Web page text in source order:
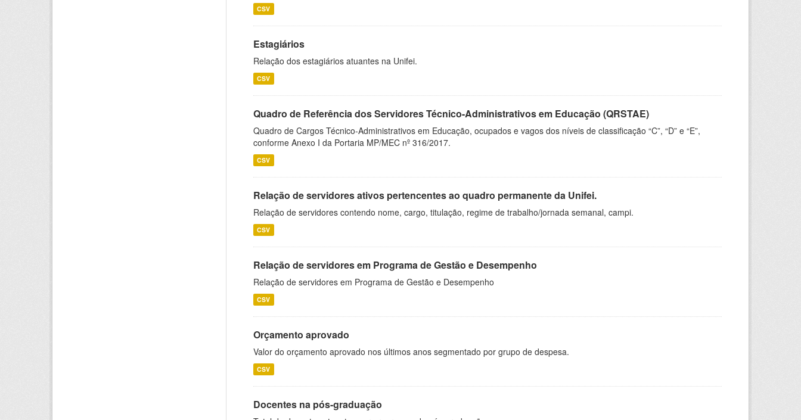
CSV
Estagiários
Relação dos estagiários atuantes na Unifei.
CSV
Quadro de Referência dos Servidores Técnico-Administrativos em Educação (QRSTAE)
Quadro de Cargos Técnico-Administrativos em Educação, ocupados e vagos dos níveis de classificação “C”, “D” e “E”,
conforme Anexo I da Portaria MP/MEC nº 316/2017.
CSV
Relação de servidores ativos pertencentes ao quadro permanente da Unifei.
Relação de servidores contendo nome, cargo, titulação, regime de trabalho/jornada semanal, campi.
CSV
Relação de servidores em Programa de Gestão e Desempenho
Relação de servidores em Programa de Gestão e Desempenho
CSV
Orçamento aprovado
Valor do orçamento aprovado nos últimos anos segmentado por grupo de despesa.
CSV
Docentes na pós-graduação